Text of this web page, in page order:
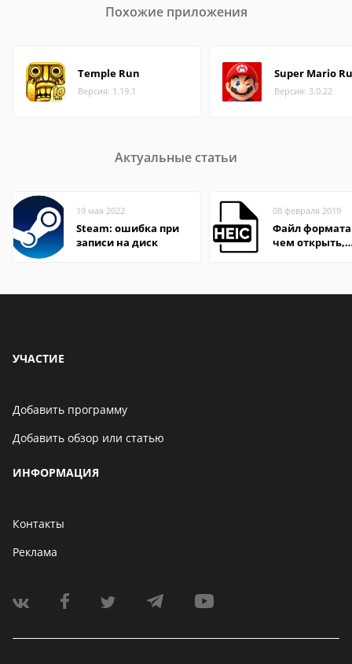
Похожие приложения
Temple Run
Версия: 1.19.1
Super Mario
Версия: 3.0.22
Актуальные статьи
19 мая 2022
Steam: ошибка при
записи на диск
08 февраля 2019
Файл
чем открыть,
УЧАСТИЕ
Добавить программу
Добавить обзор или статью
ИНФОРМАЦИЯ
Контакты
Реклама